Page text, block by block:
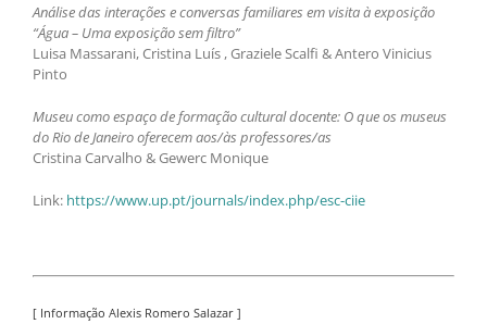
Análise das interações e conversas familiares em visita à exposição
“Água – Uma exposição sem filtro”
Luisa Massarani, Cristina Luís , Graziele Scalfi & Antero Vinicius
Pinto
Museu como espaço de formação cultural docente: O que os museus
do Rio de Janeiro oferecem aos/às professores/as
Cristina Carvalho & Gewerc Monique
Link: https://www.up.pt/journals/index.php/esc-ciie
[ Informação Alexis Romero Salazar ]